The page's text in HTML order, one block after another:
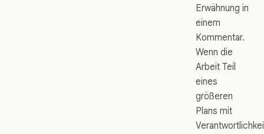
Erwähnung in
einem
Kommentar.
Wenn die
Arbeit Teil
eines
größeren
Plans mit